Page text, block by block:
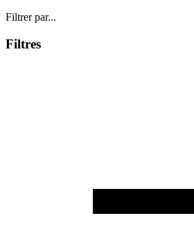
Filtrer par...
Filtres